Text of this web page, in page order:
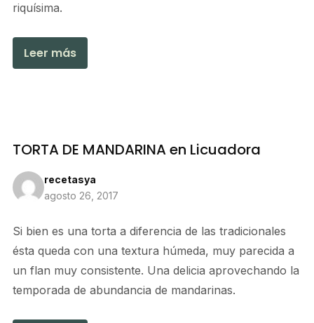
riquísima.
Leer más
TORTA DE MANDARINA en Licuadora
recetasya
agosto 26, 2017
Si bien es una torta a diferencia de las tradicionales
ésta queda con una textura húmeda, muy parecida a
un flan muy consistente. Una delicia aprovechando la
temporada de abundancia de mandarinas.